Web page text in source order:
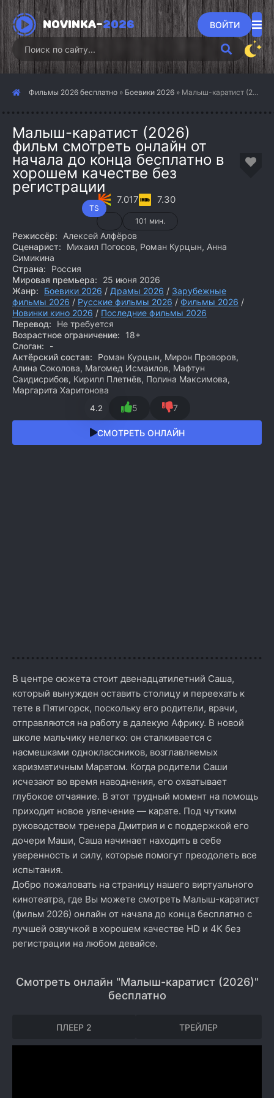
NOVINKA-2026 ВОЙТИ
Фильмы 2026 бесплатно » Боевики 2026 » Малыш-каратист (2026)
Малыш-каратист (2026)
фильм смотреть онлайн от
начала до конца бесплатно в
хорошем качестве без
регистрации
TS
7.017 7.30
101 мин.
Режиссёр:
Алексей Алфёров
Сценарист:
Михаил Погосов, Роман Курцын, Анна
Симикина
Страна:
Россия
Мировая премьера:
25 июня 2026
Жанр:
Боевики 2026 / Драмы 2026 / Зарубежные
фильмы 2026 / Русские фильмы 2026 / Фильмы 2026 /
Новинки кино 2026 / Последние фильмы 2026
Перевод:
Не требуется
Возрастное ограничение:
18+
Слоган:
-
Актёрский состав:
Роман Курцын, Мирон Проворов,
Алина Соколова, Магомед Исмаилов, Мафтун
Саидисрибов, Кирилл Плетнёв, Полина Максимова,
Маргарита Харитонова
4.2 5 7
СМОТРЕТЬ ОНЛАЙН
В центре сюжета стоит двенадцатилетний Саша,
который вынужден оставить столицу и переехать к
тете в Пятигорск, поскольку его родители, врачи,
отправляются на работу в далекую Африку. В новой
школе мальчику нелегко: он сталкивается с
насмешками одноклассников, возглавляемых
харизматичным Маратом. Когда родители Саши
исчезают во время наводнения, его охватывает
глубокое отчаяние. В этот трудный момент на помощь
приходит новое увлечение — карате. Под чутким
руководством тренера Дмитрия и с поддержкой его
дочери Маши, Саша начинает находить в себе
уверенность и силу, которые помогут преодолеть все
испытания.
Добро пожаловать на страницу нашего виртуального
кинотеатра, где Вы можете смотреть Малыш-каратист
(фильм 2026) онлайн от начала до конца бесплатно с
лучшей озвучкой в хорошем качестве HD и 4K без
регистрации на любом девайсе.
Смотреть онлайн "Малыш-каратист (2026)"
бесплатно
ПЛЕЕР 2 ТРЕЙЛЕР